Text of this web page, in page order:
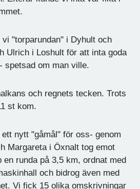
"torparundan" i Dyhult och
Ulrich i Loshult för att inta goda
spetsad om man ville.
och regnets tecken. Trots
st kom.
nytt "gåmål" för oss- genom
Margareta i Öxnalt tog emot
en runda på 3,5 km, ordnat med
och bidrog även med
Vi fick 15 olika omskrivningar